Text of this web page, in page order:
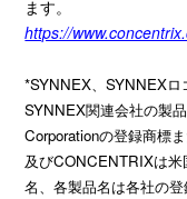
ます。
https://
*SYNNEX、SYNNEX
SYNNEX関連会社の製
Corporationの登録商標
及びCONCENTRIXは米
名、各製品名は各社の登